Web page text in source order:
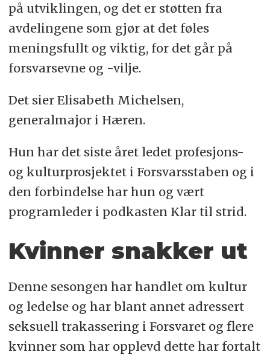
på utviklingen, og det er støtten fra
avdelingene som gjør at det føles
meningsfullt og viktig, for det går på
forsvarsevne og -vilje.
Det sier Elisabeth Michelsen,
generalmajor i Hæren.
Hun har det siste året ledet profesjons-
og kulturprosjektet i Forsvarsstaben og i
den forbindelse har hun og vært
programleder i podkasten Klar til strid.
Kvinner snakker ut
Denne sesongen har handlet om kultur
og ledelse og har blant annet adressert
seksuell trakassering i Forsvaret og flere
kvinner som har opplevd dette har fortalt